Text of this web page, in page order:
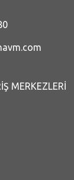
MERKEZLERİ